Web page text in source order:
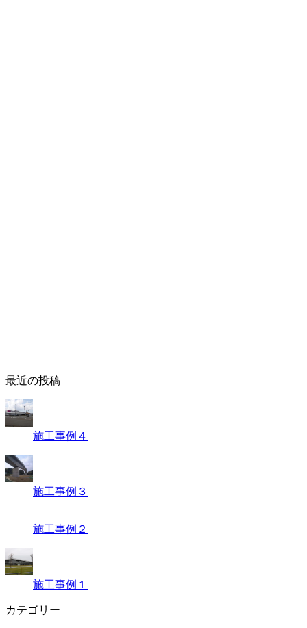
最近の投稿
施工事例４
施工事例３
施工事例２
施工事例１
カテゴリー